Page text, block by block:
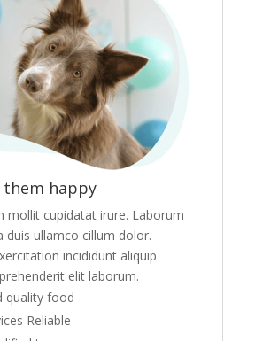
them happy
mollit cupidatat irure. Laborum
duis ullamco cillum dolor.
incididunt aliquip
elit laborum.
quality food
Reliable